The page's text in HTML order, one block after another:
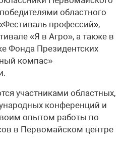
областного
профессий»,
«Я в Агро», а также в
Фонда Президентских
компас»
участниками областных,
конференций и
опытом работы по
в Первомайском центре